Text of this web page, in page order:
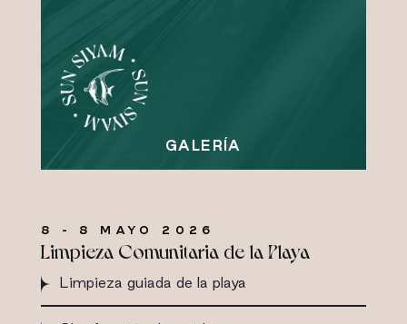
8 - 8 MAYO 2026
Limpieza Comunitaria de la Playa
Limpieza guiada de la playa